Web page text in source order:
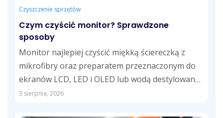
Czyszczenie sprzętów
Czym czyścić monitor? Sprawdzone
sposoby
Monitor najlepiej czyścić miękką ściereczką z
mikrofibry oraz preparatem przeznaczonym do
ekranów LCD, LED i OLED lub wodą destylowaną.
Takie...
3 sierpnia, 2026